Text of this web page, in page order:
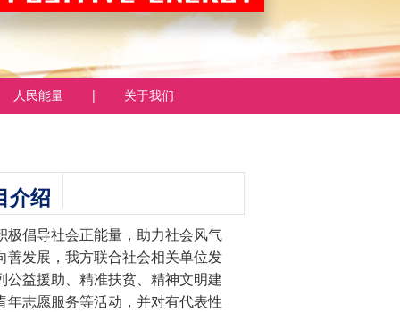
人民能量 | 关于我们
介绍
极倡导社会正能量，助力社会风气
善发展，我方联合社会相关单位发
公益援助、精准扶贫、精神文明建
年志愿服务等活动，并对有代表性